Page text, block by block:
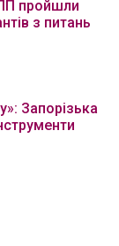
пройшли
з питань
Запорізька